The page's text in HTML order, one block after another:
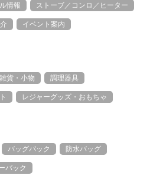
情報 ストーブ／コンロ／ヒーター
イベント案内
貨・小物 調理器具
レジャーグッズ・おもちゃ
バッグパック 防水バッグ
バック